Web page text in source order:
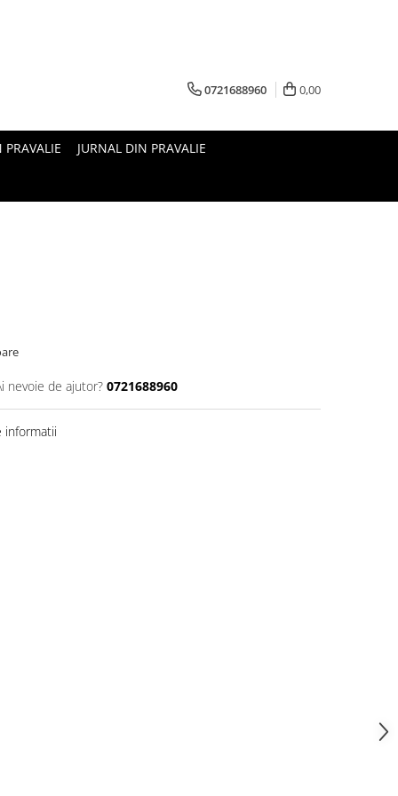
0721688960 0,00
PRAVALIE JURNAL DIN PRAVALIE
nevoie de ajutor? 0721688960
informatii